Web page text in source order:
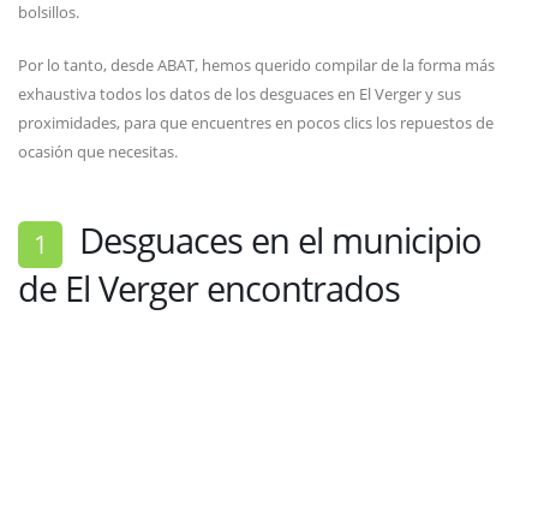
bolsillos.
Por lo tanto, desde ABAT, hemos querido compilar de la forma más
exhaustiva todos los datos de los desguaces en El Verger y sus
proximidades, para que encuentres en pocos clics los repuestos de
ocasión que necesitas.
1 Desguaces en el municipio
de El Verger encontrados